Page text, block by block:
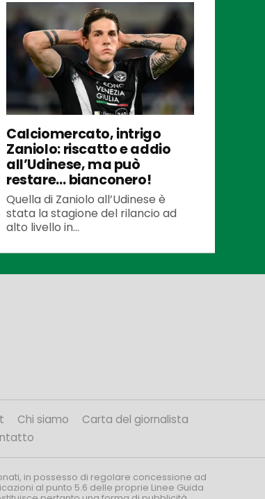
Calciomercato, intrigo
Zaniolo: riscatto e addio
all’Udinese, ma può
restare… bianconero!
Quella di Zaniolo all’Udinese è
stata la stagione del rilancio ad
alto livello in...
Chi siamo
Carta del giornalista
in possesso di regolare concessione ad
al punto 5.6 delle proprie Linee Guida